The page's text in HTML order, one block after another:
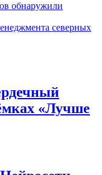
обнаружили
северных
«Лучше